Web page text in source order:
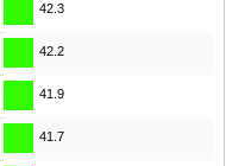
42.3
42.2
41.9
41.7